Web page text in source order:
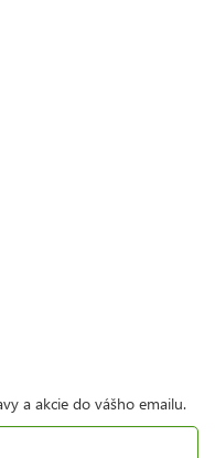
a akcie do vášho emailu.